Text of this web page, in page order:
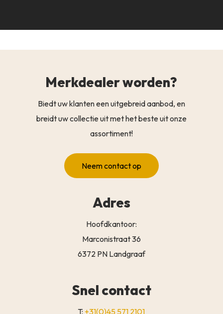
Merkdealer worden?
Biedt uw klanten een uitgebreid aanbod, en
breidt uw collectie uit met het beste uit onze
assortiment!
Neem contact op
Adres
Hoofdkantoor:
Marconistraat 36
6372 PN Landgraaf
Snel contact
T: +31(0)45 571 2101